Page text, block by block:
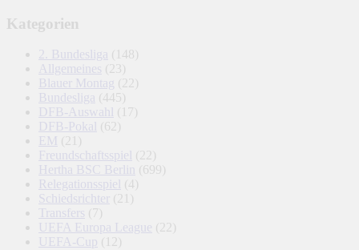
Kategorien
2. Bundesliga (148)
Allgemeines (23)
Blauer Montag (22)
Bundesliga (445)
DFB-Auswahl
(17)
DFB-Pokal (62)
EM (21)
Freundschaftsspiel (22)
Hertha BSC Berlin
(699)
Relegationsspiel (4)
Schiedsrichter
(21)
Transfers (7)
UEFA Europa League (22)
UEFA-Cup (12)